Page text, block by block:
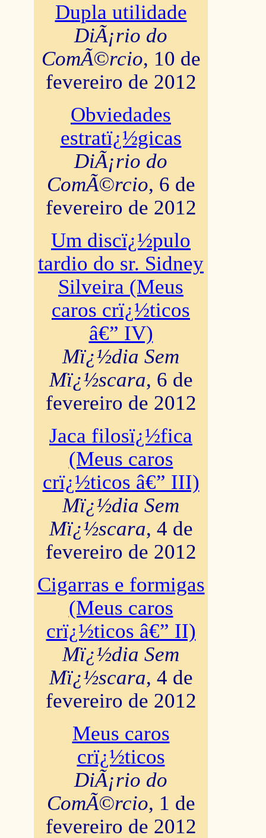
Dupla utilidade
DiÃ¡rio do
ComÃ©rcio, 10 de
fevereiro de 2012
Obviedades
estratï¿½gicas
DiÃ¡rio do
ComÃ©rcio, 6 de
fevereiro de 2012
Um discï¿½pulo
tardio do sr. Sidney
Silveira (Meus
caros crï¿½ticos
â€” IV)
Mï¿½dia Sem
Mï¿½scara, 6 de
fevereiro de 2012
Jaca filosï¿½fica
(Meus caros
crï¿½ticos â€” III)
Mï¿½dia Sem
Mï¿½scara, 4 de
fevereiro de 2012
Cigarras e formigas
(Meus caros
crï¿½ticos â€” II)
Mï¿½dia Sem
Mï¿½scara, 4 de
fevereiro de 2012
Meus caros
crï¿½ticos
DiÃ¡rio do
ComÃ©rcio, 1 de
fevereiro de 2012